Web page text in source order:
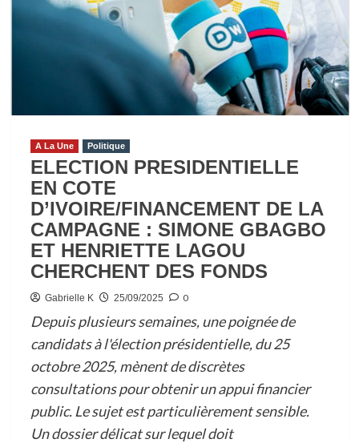
A La Une Politique
ELECTION PRESIDENTIELLE
EN COTE
D’IVOIRE/FINANCEMENT DE LA
CAMPAGNE : SIMONE GBAGBO
ET HENRIETTE LAGOU
CHERCHENT DES FONDS
Gabrielle K 25/09/2025 0
Depuis plusieurs semaines, une poignée de
candidats à l'élection présidentielle, du 25
octobre 2025, mènent de discrètes
consultations pour obtenir un appui financier
public. Le sujet est particulièrement sensible.
Un dossier délicat sur lequel doit